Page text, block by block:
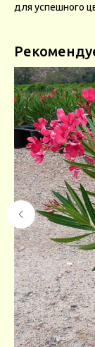
для успешного